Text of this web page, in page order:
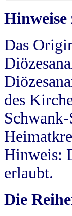
Das
des
Hinweis:
erlaubt.
Die